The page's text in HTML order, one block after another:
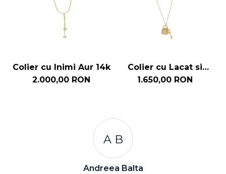
Colier cu Inimi Aur 14k
2.000,00 RON
Colier cu Lacat si
Cheita Aur 14k
1.650,00 RON
A B
Andreea Balta